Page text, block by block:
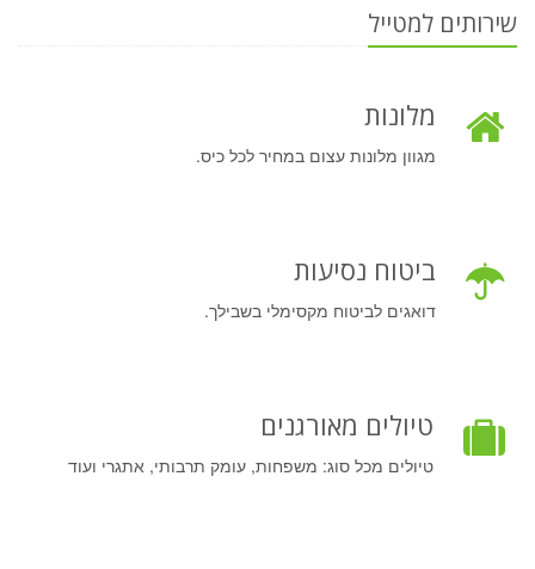
שירותים למטייל
מלונות
מגוון מלונות עצום במחיר לכל כיס.
ביטוח נסיעות
דואגים לביטוח מקסימלי בשבילך.
טיולים מאורגנים
טיולים מכל סוג: משפחות, עומק תרבותי, אתגרי ועוד